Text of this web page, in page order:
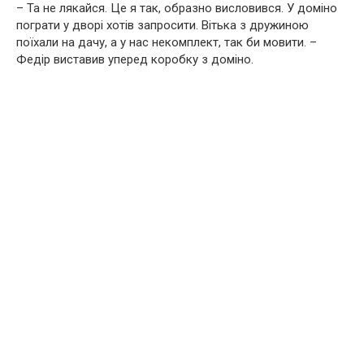
– Та не лякайся. Це я так, образно висловився. У доміно
пограти у дворі хотів запросити. Вітька з дружиною
поїхали на дачу, а у нас некомплект, так би мовити. –
Федір виставив уперед коробку з доміно.